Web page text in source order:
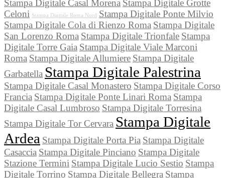
Stampa Digitale Casal Morena Stampa Digitale Grotte
Celoni Stampa Digitale Roma Nord
Stampa Digitale Ponte Milvio
Stampa Digitale Cola di Rienzo Roma Stampa Digitale
San Lorenzo Roma Stampa Digitale Trionfale Stampa
Digitale Torre Gaia Stampa Digitale Viale Marconi
Roma Stampa Digitale Allumiere Stampa Digitale
Garbatella Stampa Digitale Palestrina
Stampa Digitale Casal Monastero Stampa Digitale Corso
Francia Stampa Digitale Ponte Linari Roma Stampa
Digitale Casal Lumbroso Stampa Digitale Torresina
Stampa Digitale Tor Cervara Stampa Digitale
Ardea Stampa Digitale Porta Pia Stampa Digitale
Casaccia Stampa Digitale Pinciano Stampa Digitale
Stazione Termini Stampa Digitale Lucio Sestio Stampa
Digitale Torrino Stampa Digitale Bellegra Stampa